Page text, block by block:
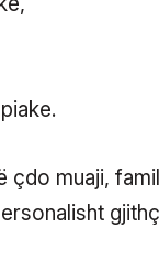
çdo muaji,